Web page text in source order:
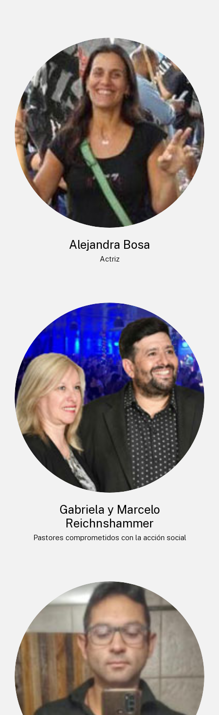
Alejandra Bosa
Actriz
Gabriela y Marcelo
Reichnshammer
Pastores comprometidos con la acción social